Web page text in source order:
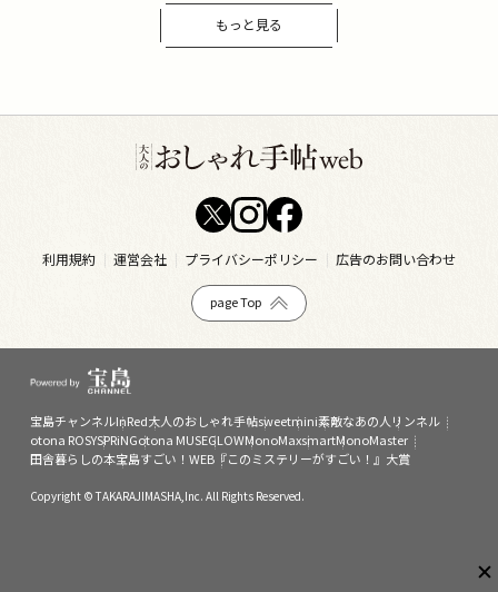
もっと見る
利用規約 運営会社 プライバシーポリシー 広告のお問い合わせ
page Top
宝島チャンネルInRed大人のおしゃれ手帖sweetmini素敵なあの人 リンネル
otona ROSYSPRiNGotona MUSEGLOWMonoMaxsmartMonoMaster
田舎暮らしの本宝島すごい！WEB『このミステリーがすごい！』大賞
Copyright © TAKARAJIMASHA,Inc. All Rights Reserved.